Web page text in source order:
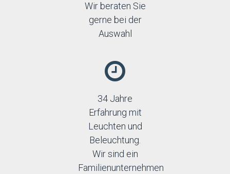
Wir beraten Sie
gerne bei der
Auswahl
34 Jahre
Erfahrung mit
Leuchten und
Beleuchtung.
Wir sind ein
Familienunternehmen